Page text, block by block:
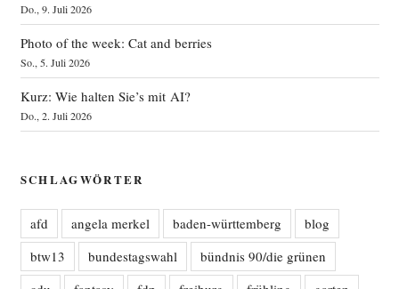
Do., 9. Juli 2026
Photo of the week: Cat and berries
So., 5. Juli 2026
Kurz: Wie halten Sie’s mit AI?
Do., 2. Juli 2026
SCHLAGWÖRTER
afd angela merkel baden-württemberg
blog
btw13
bundestagswahl
bündnis 90/die grünen